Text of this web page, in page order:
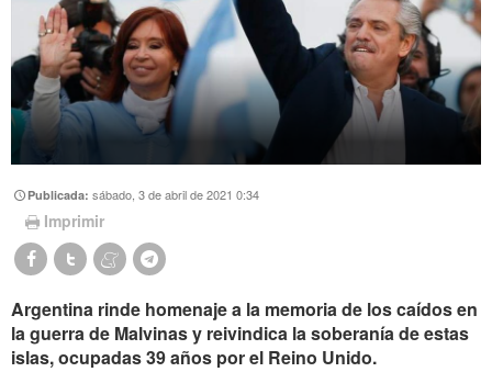
Publicada:sábado, 3 de abril de 2021 0:34
Imprimir
Argentina rinde homenaje a la memoria de los caídos en
la guerra de Malvinas y reivindica la soberanía de estas
islas, ocupadas 39 años por el Reino Unido.